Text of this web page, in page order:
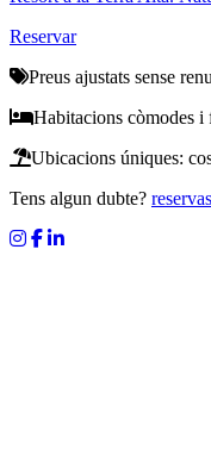
Reservar
Preus ajustats sense
Habitacions còmodes i
Ubicacions úniques:
Tens algun dubte?